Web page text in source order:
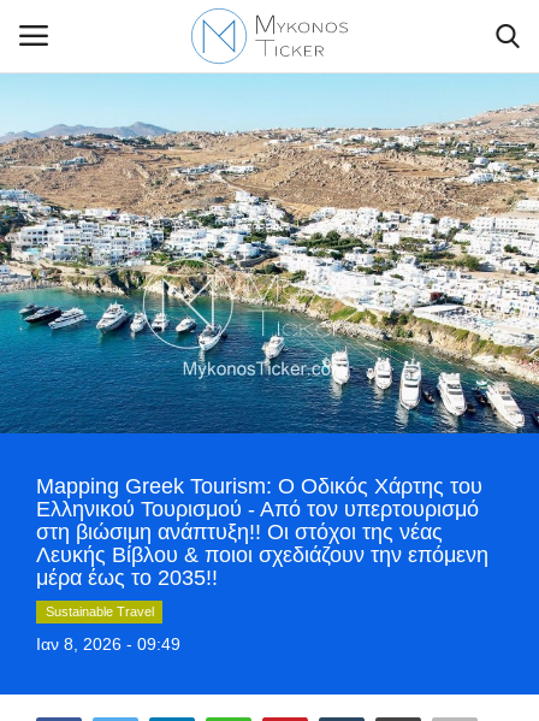
Contact Us
Politique
Business
Travel
World
Greece
Style Adorés
Entertainment
Mapping Greek Tourism: Ο Οδικός Χάρτης του
Ελληνικού Τουρισμού - Από τον υπερτουρισμό
στη βιώσιμη ανάπτυξη!! Οι στόχοι της νέας
Λευκής Βίβλου & ποιοι σχεδιάζουν την επόμενη
μέρα έως το 2035!!
Sustainable Travel
Ιαν 8, 2026 - 09:49